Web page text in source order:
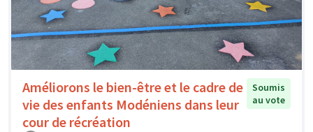
Améliorons le bien-être et le cadre de
vie des enfants Modéniens dans leur
cour de récréation
Soumis
au vote